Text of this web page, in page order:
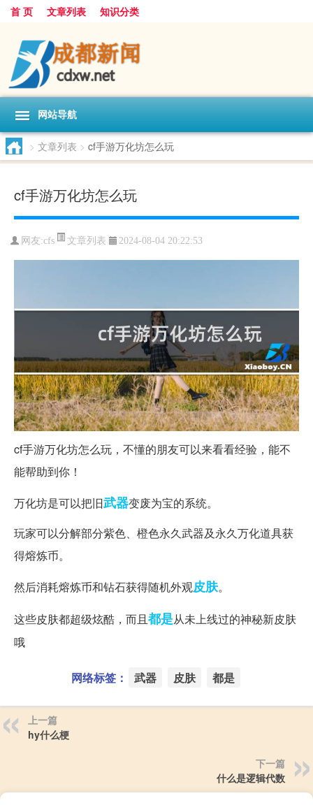
首 页 文章列表 知识分类
网站导航
> 文章列表 > cf手游万化坊怎么玩
cf手游万化坊怎么玩
网友:cfs 文章列表 2024-08-04 20:22:53
cf手游万化坊怎么玩，不懂的朋友可以来看看经验，能不
能帮助到你！
万化坊是可以把旧武器变废为宝的系统。
玩家可以分解部分紫色、橙色永久武器及永久万化道具获
得熔炼币。
然后消耗熔炼币和钻石获得随机外观皮肤。
这些皮肤都超级炫酷，而且都是从未上线过的神秘新皮肤
哦
网络标签： 武器 皮肤 都是
上一篇
hy什么梗
下一篇
什么是逻辑代数